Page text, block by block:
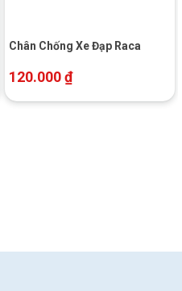
Chân Chống Xe Đạp Raca
120.000₫